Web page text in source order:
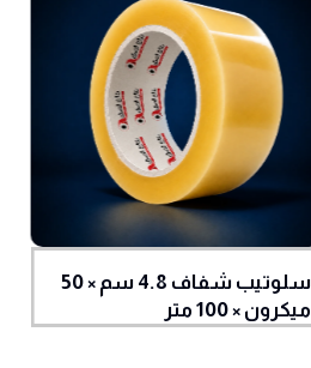
سلوتيب شفاف 4.8 سم × 50
ميكرون × 100 متر